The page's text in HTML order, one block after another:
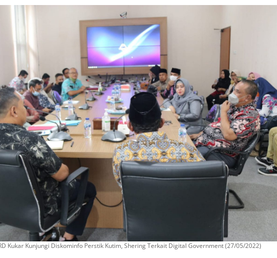
Kukar Kunjungi Diskominfo Perstik Kutim, Shering Terkait Digital Government (27/05/2022)